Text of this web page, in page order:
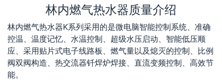
林内燃气热水器质量介绍
林内燃气热水器K系列采用的是微电脑智能控制系统、准确
控温、温度记忆、水温控制、超级水压启动、智能低压顺
应、采用贴片式电子线路板、燃气量以及熄灭的控制、比例
阀双阀构造、热交流器钎焊炉焊接、直流变频控制、高效节
能。